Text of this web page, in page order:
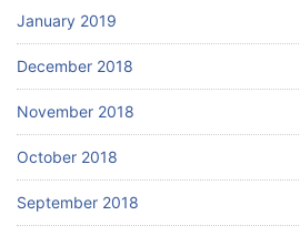
January 2019
December 2018
November 2018
October 2018
September 2018